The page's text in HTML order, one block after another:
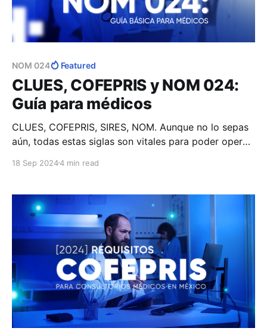
NOM 024 Featured
CLUES, COFEPRIS y NOM 024:
Guía para médicos
CLUES, COFEPRIS, SIRES, NOM. Aunque no lo sepas
aún, todas estas siglas son vitales para poder operar
18 Sep 20244 min read